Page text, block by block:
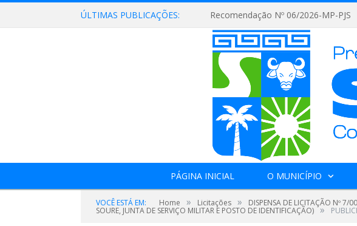
ÚLTIMAS PUBLICAÇÕES: Recomendação Nº 06/2026-MP-PJS
PÁGINA INICIAL O MUNICÍPIO
VOCÊ ESTÁ EM: Home » Licitações » DISPENSA DE LICITAÇÃO Nº 7/
SOURE, JUNTA DE SERVIÇO MILITAR E POSTO DE IDENTIFICAÇÃO) »